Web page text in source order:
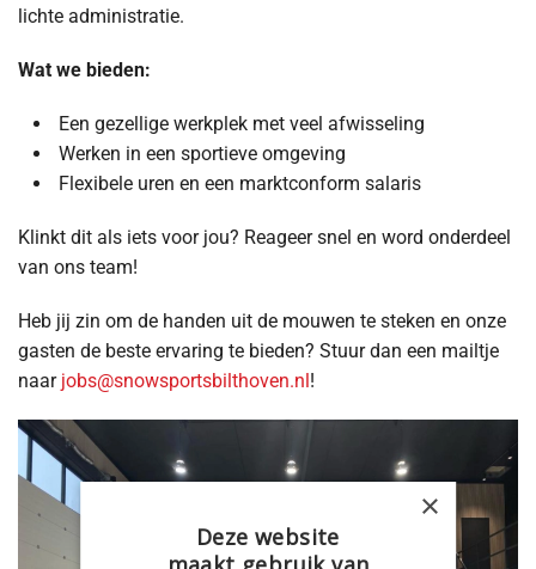
lichte administratie.
Wat we bieden:
⁠ ⁠Een gezellige werkplek met veel afwisseling
⁠ ⁠Werken in een sportieve omgeving
⁠ ⁠Flexibele uren en een marktconform salaris
Klinkt dit als iets voor jou? Reageer snel en word onderdeel
van ons team!
Heb jij zin om de handen uit de mouwen te steken en onze
gasten de beste ervaring te bieden? Stuur dan een mailtje
naar jobs@snowsportsbilthoven.nl !
×
Deze website